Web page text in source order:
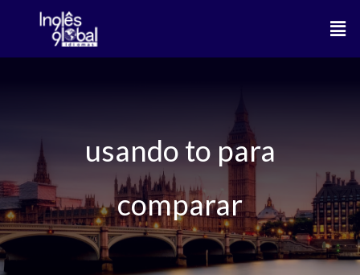
o
usando to para
comparar